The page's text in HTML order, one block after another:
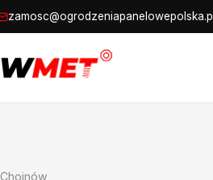
zamosc@ogrodzeniapanelowepolska.pl
Chojnów